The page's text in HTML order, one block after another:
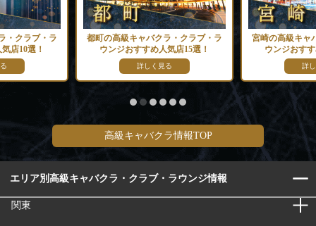
・クラブ・ラ
店10選！
都町の高級キャバクラ・クラブ・ラ
ウンジおすすめ人気店15選！
詳しく見る
宮崎の高級キャ
ウンジおす
詳
高級キャバクラ情報TOP
エリア別高級キャバクラ・クラブ・ラウンジ情報
関東